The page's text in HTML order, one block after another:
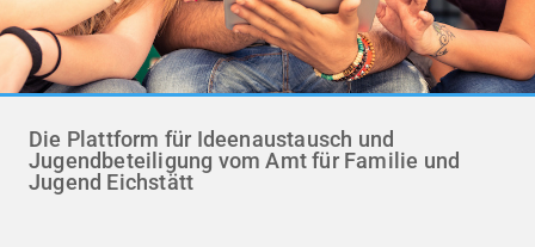
Die Plattform für Ideenaustausch und
Jugendbeteiligung vom Amt für Familie und
Jugend Eichstätt